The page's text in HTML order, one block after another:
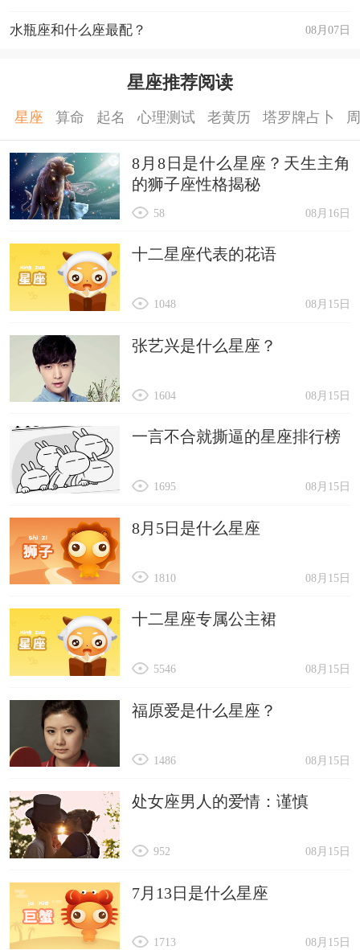
08月07日
水瓶座和什么座最配？
星座推荐阅读
星座 算命 起名 心理测试 老黄历 塔罗牌占卜
8月8日是什么星座？天生主角
的狮子座性格揭秘
08月16日
58
十二星座代表的花语
08月15日
1048
张艺兴是什么星座？
08月15日
1604
一言不合就撕逼的星座排行榜
08月15日
1695
8月5日是什么星座
08月15日
1810
十二星座专属公主裙
08月15日
5546
福原爱是什么星座？
08月15日
1486
处女座男人的爱情：谨慎
08月15日
952
7月13日是什么星座
08月15日
1713